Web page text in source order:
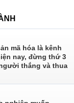
mã hóa là kênh
nay, đừng thứ 3
thắng và thua